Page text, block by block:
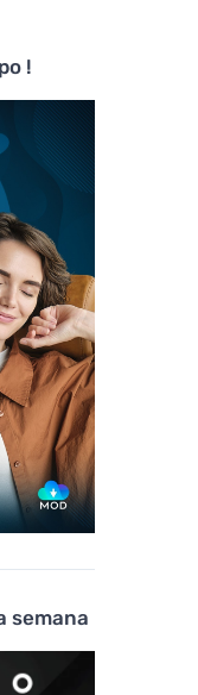
!
semana